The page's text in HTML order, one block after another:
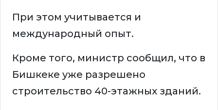
При этом учитывается и
международный опыт.
Кроме того, министр сообщил, что в
Бишкеке уже разрешено
строительство 40-этажных зданий.